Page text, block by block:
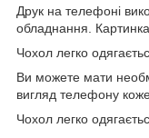
Друк на телефоні
обладнання.
Чохол легко
Ви можете мати
вигляд телефону
Чохол легко